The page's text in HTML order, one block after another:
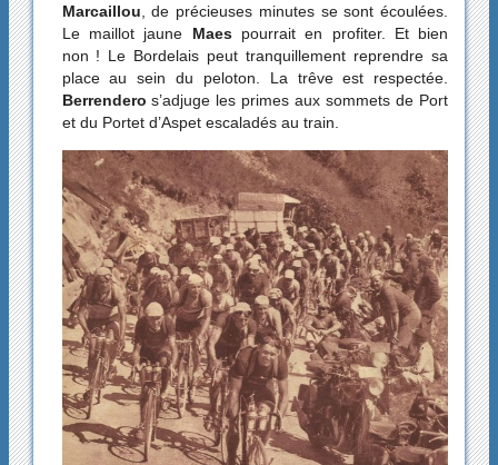
Marcaillou, de précieuses minutes se sont écoulées.
Le maillot jaune Maespourrait en profiter. Et bien
non ! Le Bordelais peut tranquillement reprendre sa
place au sein du peloton. La trêve est respectée.
Berrendero s’adjuge les primes aux sommets de Port
et du Portet d’Aspet escaladés au train.